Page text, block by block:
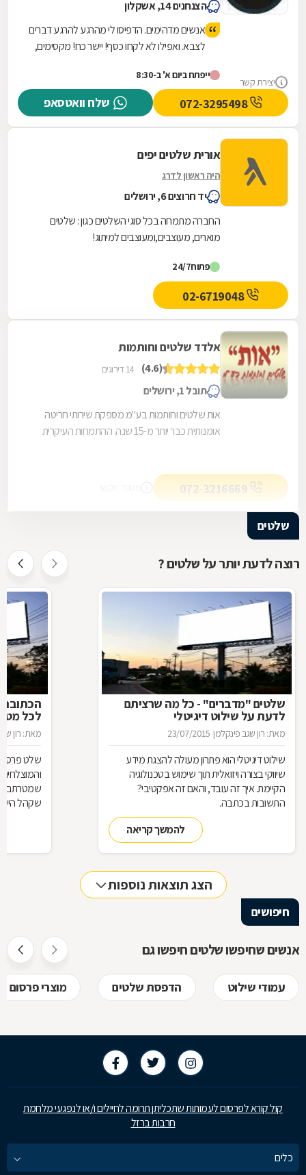
יצירת קשר
הצנחנים 14, אשקלון
אנשים מדהימים. הדפיסו לי מהרגע להרגע דברים
לצבא. ואפילו לא לקחו כסף! יישר כח! מקסימים,
ייפתח ביום א' ב-8:30
שלח וואטסאפ 072-3295498
אורית שלטים יפים
היה ראשון לדרג
יד חרוצים 6, ירושלים
החברה מתמחה בכל סוגי השלטים כגון : שלטים
מוארים, מעוצבים,ומעוצבים למיתוג!
פתוח24/7
02-6719048
אלדד שלטים וחותמות
(4.6) 14 דירוגים
תובל 1, ירושלים
אות שלטים וחותמות בע''מ מספקת שירותי חריטה
אומנותית כבר יותר מ-15 שנה. ההתמחות העיקרית
שלטים
רוצה לדעת יותר על שלטים ?
שלטים "מדברים" - כל מה שרציתם
לדעת על שילוט דיגיטלי
מאת: רון שגב פינקלמן 23/07/2015
שילוט דיגיטלי הוא פתרון מעולה להצגת מידע
שיווקי בצורה ויזואלית תוך שימוש בטכנולוגיה
הקיימת. איך זה עובד, והאם זה אפקטיבי?
התשובות בכתבה.
להמשך קריאה
הכתובת
לכל
מאת: רון
שלט
שמטרתם
שקהל
הצג תוצאות נוספות
חיפושים
אנשים שחיפשו שלטים חיפשו גם
עמודי שילוט הדפסת שלטים מוצרי פרסום
קול קורא לפרסום לעמותות שתכליתן תרומה לחיילים ו/או לנפגעי מלחמת
חרבות ברזל
כלים